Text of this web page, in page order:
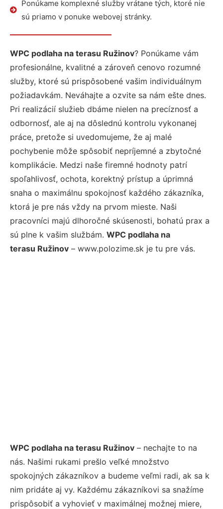
Ponúkame komplexné služby vrátane tých, ktoré nie
sú priamo v ponuke webovej stránky.
WPC podlaha na terasu Ružinov? Ponúkame vám
profesionálne, kvalitné a zároveň cenovo rozumné
služby, ktoré sú prispôsobené vašim individuálnym
požiadavkám. Neváhajte a ozvite sa nám ešte dnes.
Pri realizácií služieb dbáme nielen na precíznosť a
odbornosť, ale aj na dôslednú kontrolu vykonanej
práce, pretože si uvedomujeme, že aj malé
pochybenie môže spôsobiť nepríjemné a zbytočné
komplikácie. Medzi naše firemné hodnoty patrí
spoľahlivosť, ochota, korektný prístup a úprimná
snaha o maximálnu spokojnosť každého zákazníka,
ktorá je pre nás vždy na prvom mieste. Naši
pracovníci majú dlhoročné skúsenosti, bohatú prax a
sú plne k vašim službám. WPC podlaha na
terasu Ružinov – www.polozime.sk je tu pre vás.
WPC podlaha na terasu Ružinov – nechajte to na
nás. Našimi rukami prešlo veľké množstvo
spokojných zákazníkov a budeme veľmi radi, ak sa k
nim pridáte aj vy. Každému zákazníkovi sa snažíme
prispôsobiť a vyhovieť v maximálnej možnej miere,